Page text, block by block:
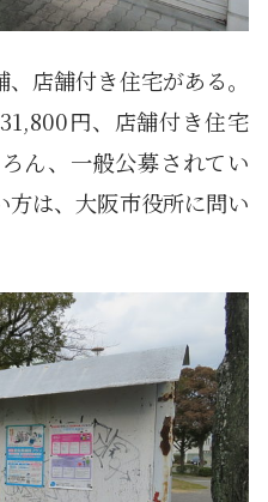
店舗付き住宅がある。
円、店舗付き住宅
ん、一般公募されてい
方は、大阪市役所に問い